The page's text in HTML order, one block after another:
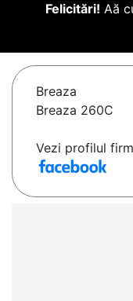
Felicitări! Aă
Breaza
Breaza 260C
Vezi profilul